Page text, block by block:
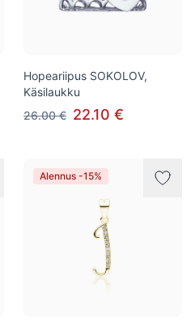
Hopeariipus SOKOLOV,
Käsilaukku
26.00 € 22.10 €
Alennus -15%